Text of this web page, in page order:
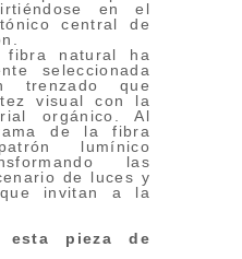
en el
central de
fibra natural ha
seleccionada
trenzado que
visual con la
orgánico. Al
de la fibra
lumínico
las
de luces y
que invitan a la
esta pieza de